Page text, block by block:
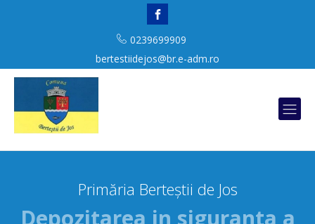
0239699909
bertestiidejos@br.e-adm.ro
Primăria Berteștii de Jos
Depozitarea in siguranta a